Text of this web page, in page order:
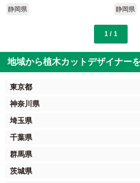
静岡県 静岡県
1 / 1
地域から植木カットデザイナー
東京都
神奈川県
埼玉県
千葉県
群馬県
茨城県